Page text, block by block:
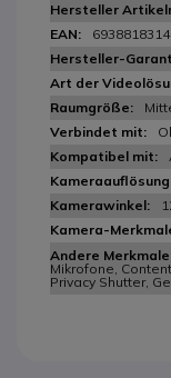
Mikrofone,
Privacy Shutter,